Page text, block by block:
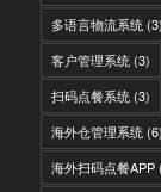
多语言物流系统(3)
客户管理系统(3)
扫码点餐系统(3)
海外仓管理系统(6)
海外扫码点餐APP